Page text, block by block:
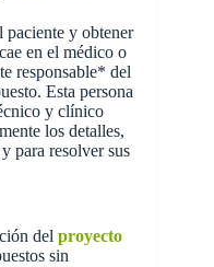
paciente y obtener
en el médico o
responsable* del
Esta persona
y clínico
los detalles,
para resolver sus
del proyecto
sin